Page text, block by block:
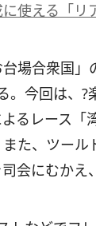
使える「リ
場合衆国
。今回は、
るレース「
た、ツー
会にむかえ